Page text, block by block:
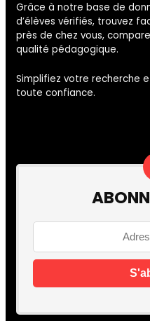
Grâce à notre base de
d’élèves vérifiés, trouvez
près de chez vous,
qualité pédagogique.
Simplifiez votre recherche
toute confiance.